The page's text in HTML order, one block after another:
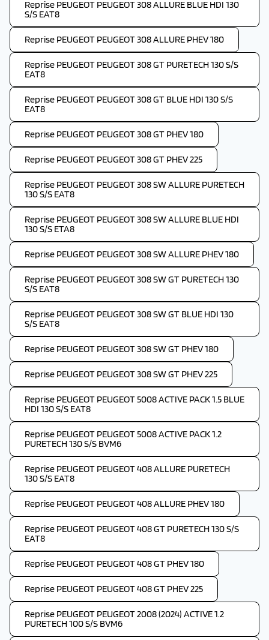
Reprise PEUGEOT PEUGEOT 308 ALLURE BLUE HDI 130
S/S EAT8
Reprise PEUGEOT PEUGEOT 308 ALLURE PHEV 180
Reprise PEUGEOT PEUGEOT 308 GT PURETECH 130 S/S
EAT8
Reprise PEUGEOT PEUGEOT 308 GT BLUE HDI 130 S/S
EAT8
Reprise PEUGEOT PEUGEOT 308 GT PHEV 180
Reprise PEUGEOT PEUGEOT 308 GT PHEV 225
Reprise PEUGEOT PEUGEOT 308 SW ALLURE PURETECH
130 S/S EAT8
Reprise PEUGEOT PEUGEOT 308 SW ALLURE BLUE HDI
130 S/S ETA8
Reprise PEUGEOT PEUGEOT 308 SW ALLURE PHEV 180
Reprise PEUGEOT PEUGEOT 308 SW GT PURETECH 130
S/S EAT8
Reprise PEUGEOT PEUGEOT 308 SW GT BLUE HDI 130
S/S EAT8
Reprise PEUGEOT PEUGEOT 308 SW GT PHEV 180
Reprise PEUGEOT PEUGEOT 308 SW GT PHEV 225
Reprise PEUGEOT PEUGEOT 5008 ACTIVE PACK 1.5 BLUE
HDI 130 S/S EAT8
Reprise PEUGEOT PEUGEOT 5008 ACTIVE PACK 1.2
PURETECH 130 S/S BVM6
Reprise PEUGEOT PEUGEOT 408 ALLURE PURETECH
130 S/S EAT8
Reprise PEUGEOT PEUGEOT 408 ALLURE PHEV 180
Reprise PEUGEOT PEUGEOT 408 GT PURETECH 130 S/S
EAT8
Reprise PEUGEOT PEUGEOT 408 GT PHEV 180
Reprise PEUGEOT PEUGEOT 408 GT PHEV 225
Reprise PEUGEOT PEUGEOT 2008 (2024) ACTIVE 1.2
PURETECH 100 S/S BVM6